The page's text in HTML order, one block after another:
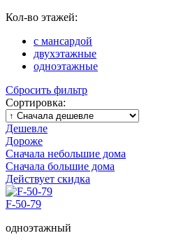
Кол-во этажей:
с мансардой
двухэтажные
одноэтажные
Сбросить фильтр
Сортировка:
Дешевле
Дороже
Сначала небольшие дома
Сначала большие дома
Действует скидка
F-50-79
одноэтажный